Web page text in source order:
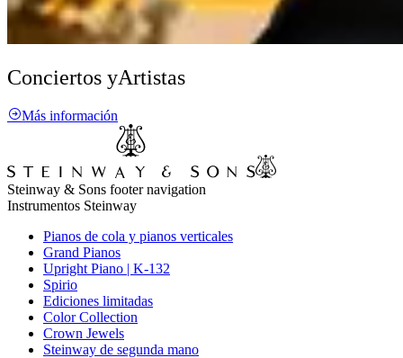
Conciertos yArtistas
Más información
Steinway & Sons footer navigation
Instrumentos Steinway
Pianos de cola y pianos verticales
Grand Pianos
Upright Piano | K-132
Spirio
Ediciones limitadas
Color Collection
Crown Jewels
Steinway de segunda mano